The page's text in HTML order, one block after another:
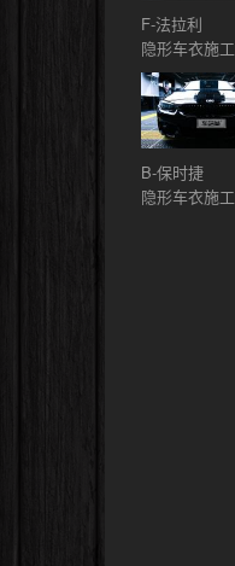
F-法拉利
隐形车衣施工
B-保时捷
隐形车衣施工